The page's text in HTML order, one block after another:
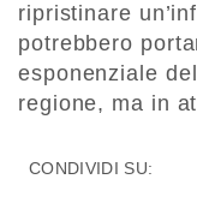
ripristinare
potrebbero
esponenziale
regione, ma in
CONDIVIDI SU: